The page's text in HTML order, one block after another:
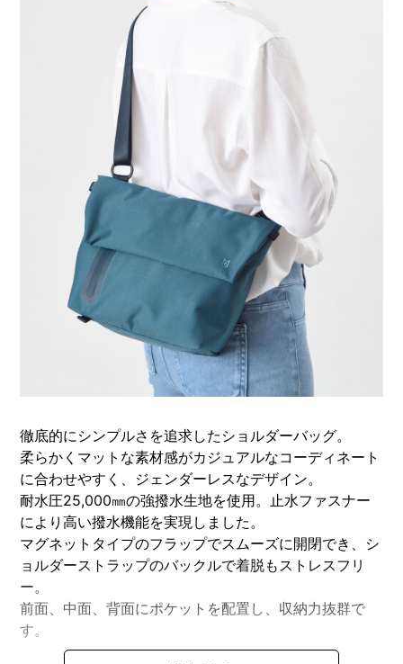
徹底的にシンプルさを追求したショルダーバッグ。
柔らかくマットな素材感がカジュアルなコーディネート
に合わせやすく、ジェンダーレスなデザイン。
耐水圧25,000㎜の強撥水生地を使用。止水ファスナー
により高い撥水機能を実現しました。
マグネットタイプのフラップでスムーズに開閉でき、シ
ョルダーストラップのバックルで着脱もストレスフリ
ー。
前面、中面、背面にポケットを配置し、収納力抜群で
す。